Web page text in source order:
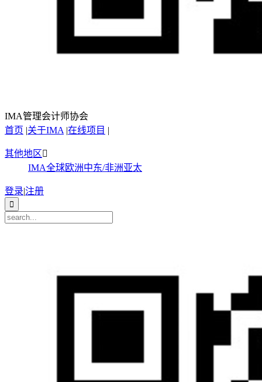
IMA管理会计师协会
首页 |关于IMA |在线项目 |
其他地区
IMA全球欧洲中东/非洲亚太
登录|注册
